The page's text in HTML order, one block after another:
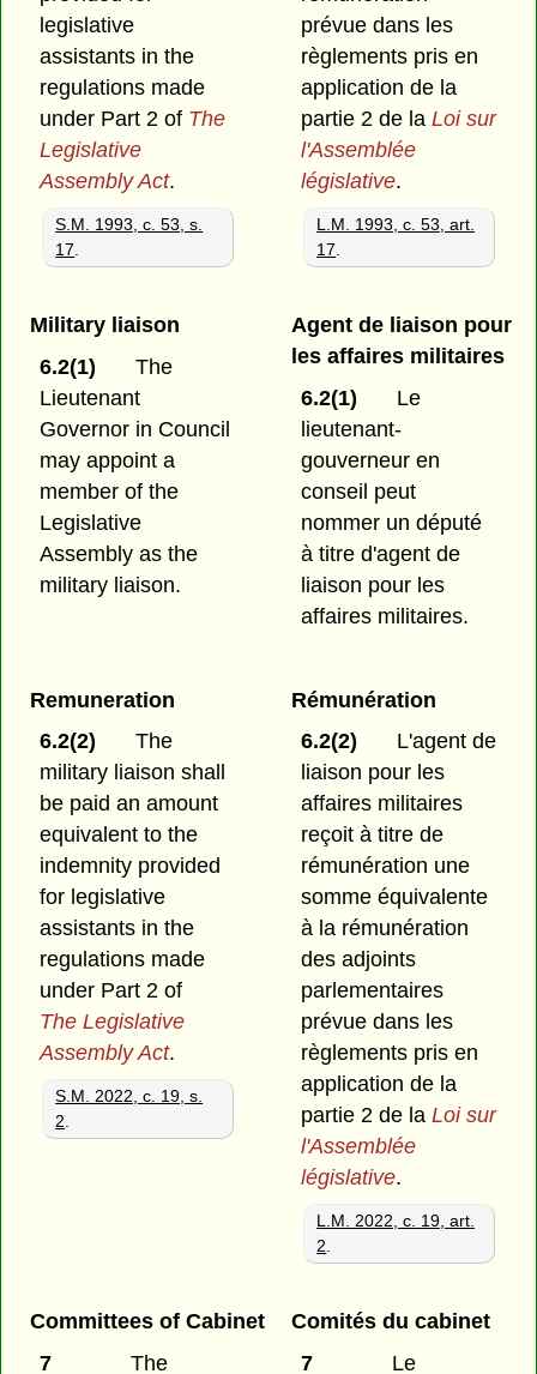
legislative
assistants in the
regulations made
under Part 2 of The
Legislative
Assembly Act.
S.M. 1993, c. 53, s.
17
prévue dans les
règlements pris en
application de la
partie 2 de laLoi sur
l'Assemblée
législative.
L.M. 1993, c. 53, art.
17
Military liaison
6.2(1)
The
Lieutenant
Governor in Council
may appoint a
member of the
Legislative
Assembly as the
military liaison.
Agent de liaison pour
les affaires militaires
6.2(1)
Le
lieutenant-
gouverneur en
conseil peut
nommer un député
à titre d'agent de
liaison pour les
affaires militaires.
Remuneration
6.2(2)
The
military liaison shall
be paid an amount
equivalent to the
indemnity provided
for legislative
assistants in the
regulations made
under Part 2 of
The Legislative
Assembly Act.
S.M. 2022, c. 19, s.
2
Rémunération
6.2(2)
L'agent de
liaison pour les
affaires militaires
reçoit à titre de
rémunération une
somme équivalente
à la rémunération
des adjoints
parlementaires
prévue dans les
règlements pris en
application de la
partie 2 de laLoi sur
l'Assemblée
législative.
L.M. 2022, c. 19, art.
2
Committees of Cabinet
7
The
Comités du cabinet
7
Le